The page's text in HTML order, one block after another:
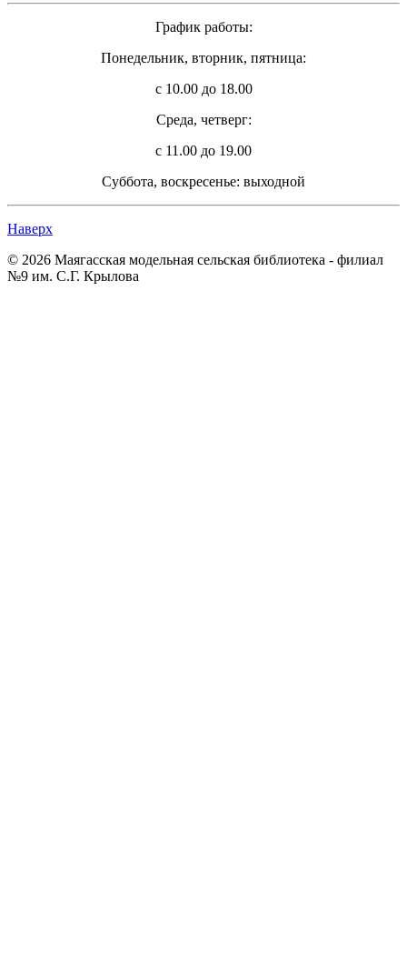
График работы:
Понедельник, вторник, пятница:
с 10.00 до 18.00
Cреда, четверг:
с 11.00 до 19.00
Суббота, воскресенье: выходной
Наверх
© 2026 Маягасская модельная сельская библиотека - филиал
№9 им. С.Г. Крылова